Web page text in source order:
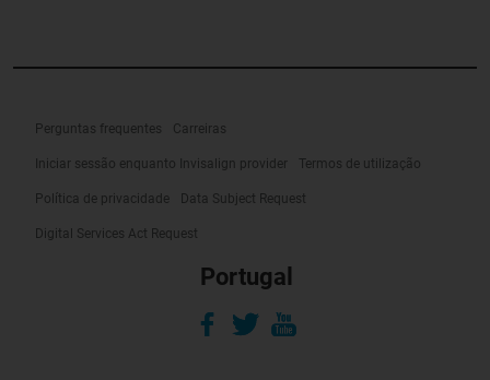
Perguntas frequentes Carreiras
Iniciar sessão enquanto Invisalign provider Termos de utilização
Política de privacidade Data Subject Request
Digital Services Act Request
Portugal